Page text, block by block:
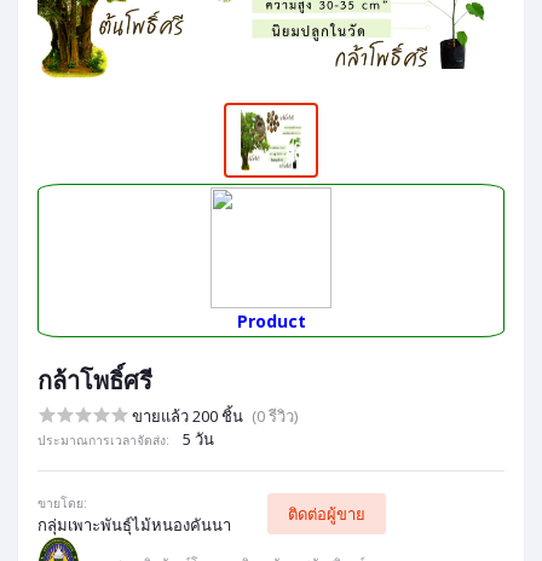
Product
กล้าโพธิ์ศรี
ขายแล้ว 200 ชิ้น (0 รีวิว)
ประมาณการเวลาจัดส่ง: 5 วัน
ขายโดย:
กลุ่มเพาะพันธุ์ไม้หนองคันนา
ติดต่อผู้ขาย